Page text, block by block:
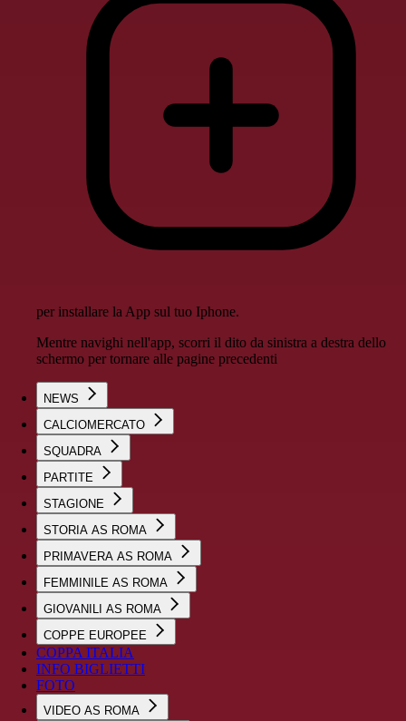
per installare la App sul tuo Iphone.
Mentre navighi nell'app, scorri il dito da sinistra a destra dello
schermo per tornare alle pagine precedenti
NEWS
CALCIOMERCATO
SQUADRA
PARTITE
STAGIONE
STORIA AS ROMA
PRIMAVERA AS ROMA
FEMMINILE AS ROMA
GIOVANILI AS ROMA
COPPE EUROPEE
COPPA ITALIA
INFO BIGLIETTI
FOTO
VIDEO AS ROMA